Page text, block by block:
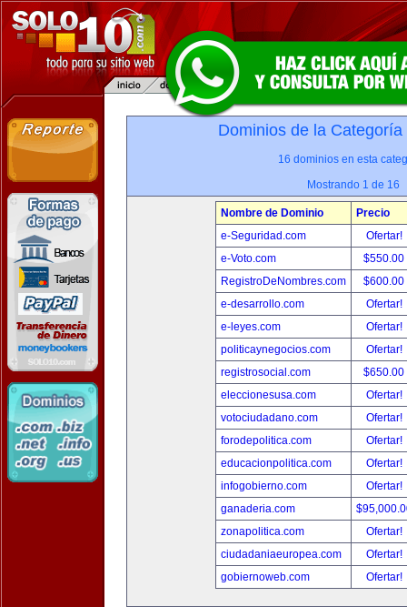
Dominios de la
16 dominios en esta
Mostrando 1 de 16
Nombre de Dominio
Precio
e-Seguridad.com
Ofertar!
e-Voto.com
$550.00
RegistroDeNombres.com
$600.00
e-desarrollo.com
Ofertar!
e-leyes.com
Ofertar!
politicaynegocios.com
Ofertar!
registrosocial.com
$650.00
eleccionesusa.com
Ofertar!
votociudadano.com
Ofertar!
forodepolitica.com
Ofertar!
educacionpolitica.com
Ofertar!
infogobierno.com
Ofertar!
ganaderia.com
zonapolitica.com
Ofertar!
ciudadaniaeuropea.com
Ofertar!
gobiernoweb.com
Ofertar!